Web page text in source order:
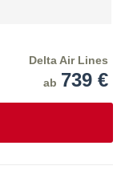
Delta Air Lines
ab 739 €